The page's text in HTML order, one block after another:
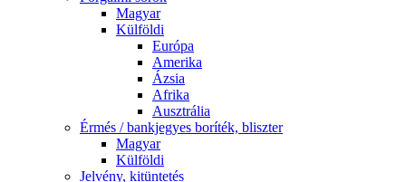
Magyar
Külföldi
Európa
Amerika
Ázsia
Afrika
Ausztrália
Érmés / bankjegyes boríték, bliszter
Magyar
Külföldi
Jelvény, kitüntetés